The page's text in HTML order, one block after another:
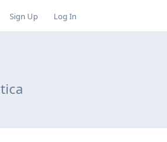
Sign Up Log In